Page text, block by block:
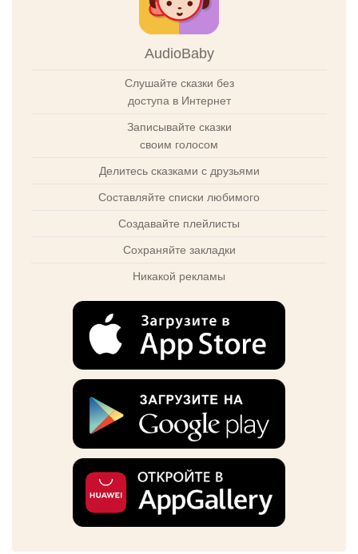
AudioBaby
Слушайте сказки без
доступа в Интернет
Записывайте сказки
своим голосом
Делитесь сказками с друзьями
Составляйте списки любимого
Создавайте плейлисты
Сохраняйте закладки
Никакой рекламы